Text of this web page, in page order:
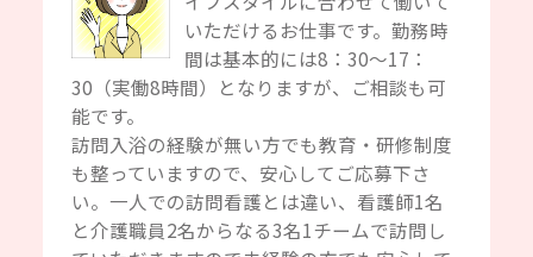
いただけるお仕事です。勤務時
間は基本的には8：30～17：
30（実働8時間）となりますが、ご相談も可
能です。
訪問入浴の経験が無い方でも教育・研修制度
も整っていますので、安心してご応募下さ
い。一人での訪問看護とは違い、看護師1名
と介護職員2名からなる3名1チームで訪問し